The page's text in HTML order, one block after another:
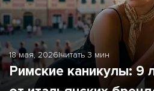
18 мая, 2026|читать 3 мин
Римские каникулы: 9